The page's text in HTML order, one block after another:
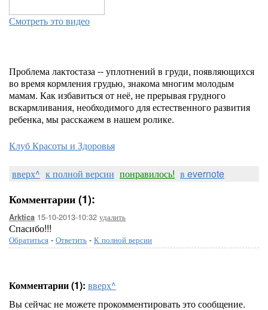
Смотреть это видео
Проблема лактостаза -- уплотнений в груди, появляющихся
во время кормления грудью, знакома многим молодым
мамам. Как избавиться от неё, не прерывая грудного
вскармливания, необходимого для естественного развития
ребенка, мы расскажем в нашем ролике.
Клуб Красоты и Здоровья
вверх^ к полной версии понравилось! в evernote
Комментарии (1):
Arktica 15-10-2013-10:32 удалить
Спасибо!!!
Обратиться - Ответить - К полной версии
Комментарии (1): вверх^
Вы сейчас не можете прокомментировать это сообщение.